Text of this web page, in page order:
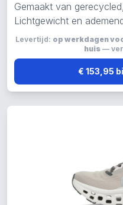
Gemaakt van
Lichtgewicht en
Levertijd: op werkdagen
huis—
€ 153,95